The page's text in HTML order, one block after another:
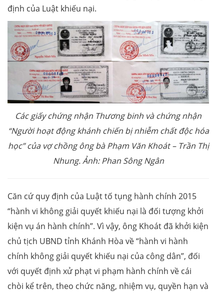
định của Luật khiếu nại.
Các giấy chứng nhận Thương binh và chứng nhận
“Người hoạt động khánh chiến bị nhiễm chất độc hóa
học” của vợ chồng ông bà Phạm Văn Khoát – Trần Thị
Nhung. Ảnh: Phan Sông Ngân
Căn cứ quy định của Luật tố tụng hành chính 2015
“hành vi không giải quyết khiếu nại là đối tượng khởi
kiện vụ án hành chính”. Vì vậy, ông Khoát đã khởi kiện
chủ tịch UBND tỉnh Khánh Hòa về “hành vi hành
chính không giải quyết khiếu nại của công dân”, đối
với quyết định xử phạt vi phạm hành chính về cái
chòi kể trên, theo chức năng, nhiệm vụ, quyền hạn và